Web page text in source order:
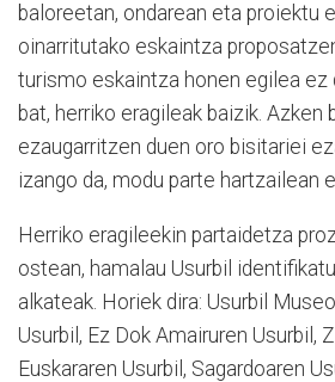
baloreetan, ondarean eta proiektu
oinarritutako eskaintza
turismo eskaintza honen egilea ez
bat, herriko eragileak baizik. Azken
ezaugarritzen duen oro bisitariei
izango da, modu parte hartzailean
Herriko eragileekin partaidetza
ostean, hamalau Usurbil
alkateak. Horiek dira: Usurbil
Usurbil, Ez Dok Amairuren Usurbil,
Euskararen Usurbil, Sagardoaren